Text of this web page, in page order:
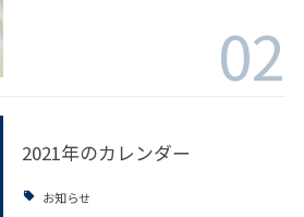
02
2021年のカレンダー
お知らせ